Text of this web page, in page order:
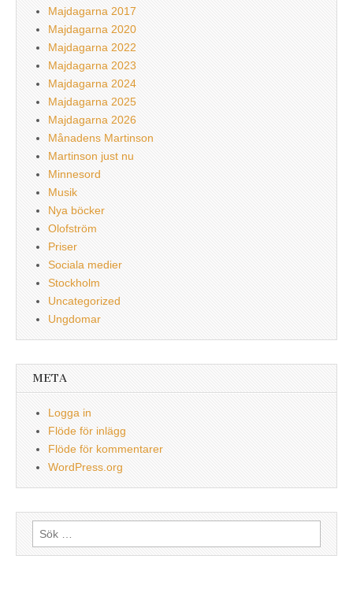
Majdagarna 2017
Majdagarna 2020
Majdagarna 2022
Majdagarna 2023
Majdagarna 2024
Majdagarna 2025
Majdagarna 2026
Månadens Martinson
Martinson just nu
Minnesord
Musik
Nya böcker
Olofström
Priser
Sociala medier
Stockholm
Uncategorized
Ungdomar
META
Logga in
Flöde för inlägg
Flöde för kommentarer
WordPress.org
Sök
efter: